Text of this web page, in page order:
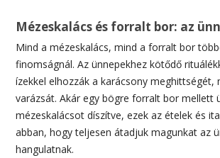
Mézeskalács és forralt bor: az
Mind a mézeskalács, mind a forralt bor
finomságnál. Az ünnepekhez kötődő
ízekkel elhozzák a karácsony meghittségét,
varázsát. Akár egy bögre forralt bor mellett
mézeskalácsot díszítve, ezek az ételek és
abban, hogy teljesen átadjuk magunkat az
hangulatnak.